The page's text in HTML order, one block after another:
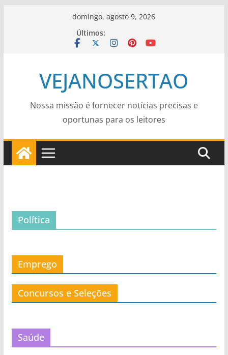
domingo, agosto 9, 2026
Últimos:
VEJANOSERTAO
Nossa missão é fornecer notícias precisas e
oportunas para os leitores
Política
Emprego
Concursos e Seleções
Saúde